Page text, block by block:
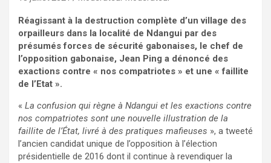
Réagissant à la destruction complète d’un village des
orpailleurs dans la localité de Ndangui par des
présumés forces de sécurité gabonaises, le chef de
l’opposition gabonaise, Jean Ping a dénoncé des
exactions contre « nos compatriotes » et une « faillite
de l’Etat ».
« La confusion qui règne à Ndangui et les exactions contre
nos compatriotes sont une nouvelle illustration de la
faillite de l’État, livré à des pratiques mafieuses », a tweeté
l’ancien candidat unique de l’opposition à l’élection
présidentielle de 2016 dont il continue à revendiquer la